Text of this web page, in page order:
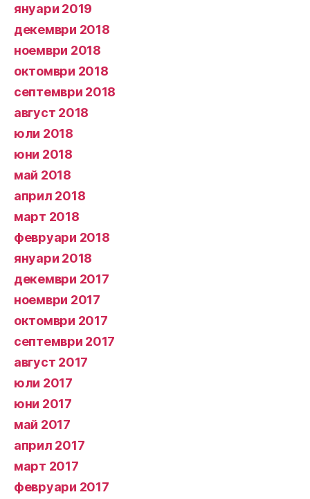
януари 2019
декември 2018
ноември 2018
октомври 2018
септември 2018
август 2018
юли 2018
юни 2018
май 2018
април 2018
март 2018
февруари 2018
януари 2018
декември 2017
ноември 2017
октомври 2017
септември 2017
август 2017
юли 2017
юни 2017
май 2017
април 2017
март 2017
февруари 2017